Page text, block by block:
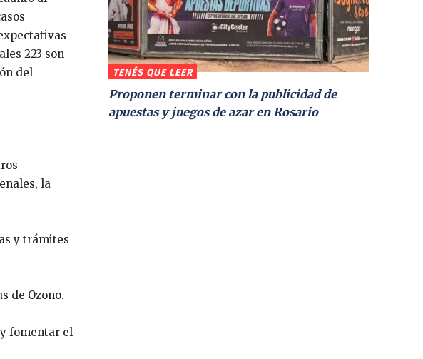
223 son
del
la
y trámites
de Ozono.
fomentar el
TENÉS QUE LEER
Proponen terminar con la publicidad de
apuestas y juegos de azar en Rosario